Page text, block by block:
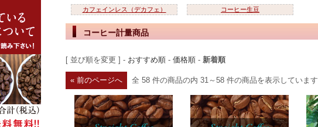
カフェインレス（デカフェ） コーヒー生豆
コーヒー計量商品
[ 並び順を変更 ] - おすすめ順 - 価格順 - 新着順
« 前のページへ 全 58 件の商品の内 31～58 件の商品を表示しています